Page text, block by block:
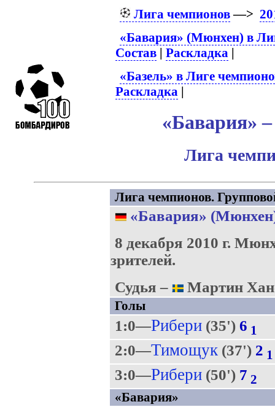
Лига чемпионов—>
«Бавария» (Мюнхен) в
Состав |Раскладка |
«Базель» в Лиге
Раскладка |
«Бавария»
Лига
Лига чемпионов.
«Бавария»
8 декабря 2010 г.
зрителей.
Судья –
Мартин
Голы
1:0—Рибери(35') 6 1
2:0—Тимощук(37') 2 1
3:0—Рибери(50') 7 2
«Бавария»